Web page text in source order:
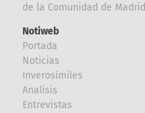
de la Comunidad de Madrid
Notiweb
Portada
Noticias
Inverosímiles
Analisis
Entrevistas